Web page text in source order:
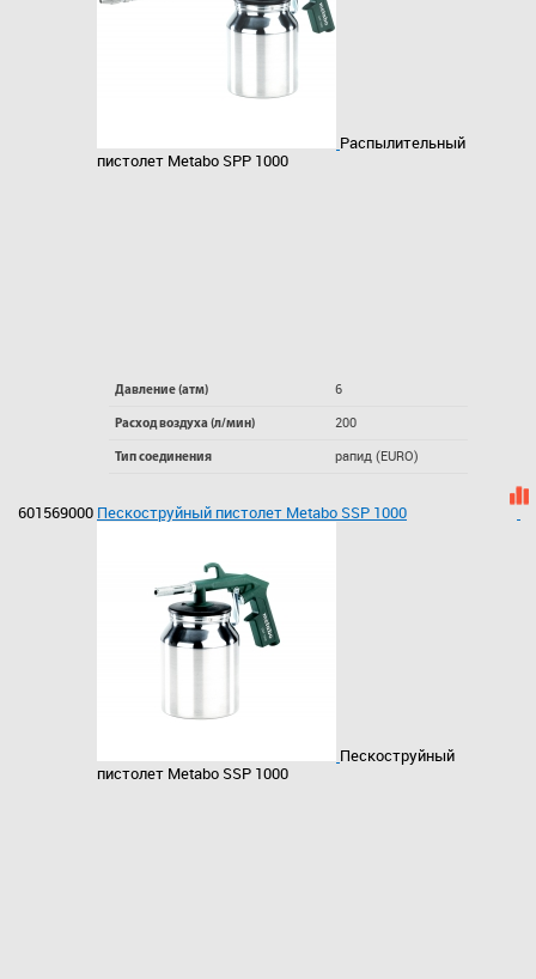
Распылительный
пистолет Metabo SPP 1000
Давление (атм) 6
Расход воздуха (л/мин) 200
Тип соединения рапид (EURO)
601569000 Пескоструйный пистолет Metabo SSP 1000
Пескоструйный
пистолет Metabo SSP 1000